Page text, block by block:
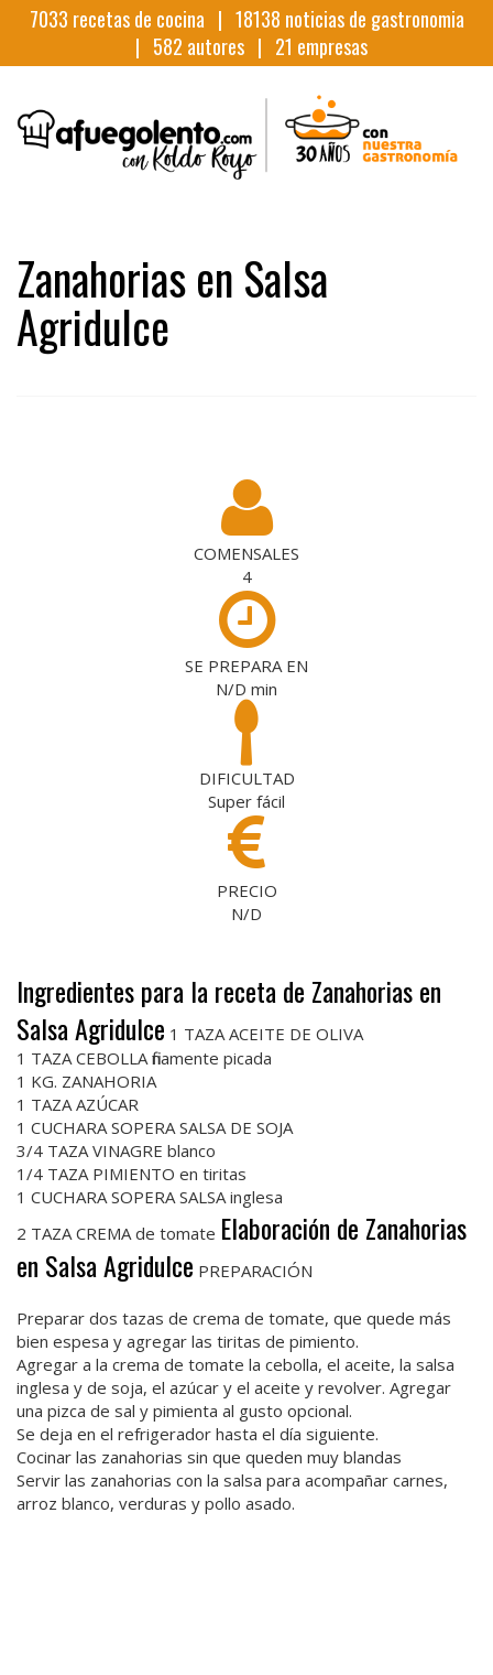
7033 recetas de cocina | 18138 noticias de gastronomia
| 582 autores | 21 empresas
Zanahorias en Salsa
Agridulce
COMENSALES
4
SE PREPARA EN
N/D min
DIFICULTAD
Super fácil
PRECIO
N/D
Ingredientes para la receta de Zanahorias en
Salsa Agridulce 1 TAZA ACEITE DE OLIVA
1 TAZA CEBOLLA finamente picada
1 KG. ZANAHORIA
1 TAZA AZÚCAR
1 CUCHARA SOPERA SALSA DE SOJA
3/4 TAZA VINAGRE blanco
1/4 TAZA PIMIENTO en tiritas
1 CUCHARA SOPERA SALSA inglesa
2 TAZA CREMA de tomate Elaboración de Zanahorias
en Salsa Agridulce PREPARACIÓN
Preparar dos tazas de crema de tomate, que quede más
bien espesa y agregar las tiritas de pimiento.
Agregar a la crema de tomate la cebolla, el aceite, la salsa
inglesa y de soja, el azúcar y el aceite y revolver. Agregar
una pizca de sal y pimienta al gusto opcional.
Se deja en el refrigerador hasta el día siguiente.
Cocinar las zanahorias sin que queden muy blandas
Servir las zanahorias con la salsa para acompañar carnes,
arroz blanco, verduras y pollo asado.